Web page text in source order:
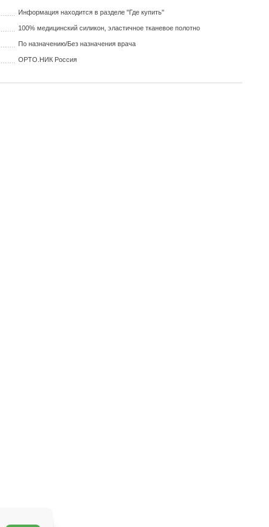
Информация находится в разделе "Где купить"
100% медицинский силикон, эластичное тканевое полотно
По назначению/Без назначения врача
ОРТО.НИК Россия